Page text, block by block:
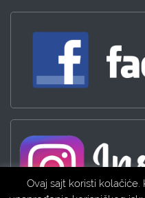
Ovaj sajt koristi kolačiće.